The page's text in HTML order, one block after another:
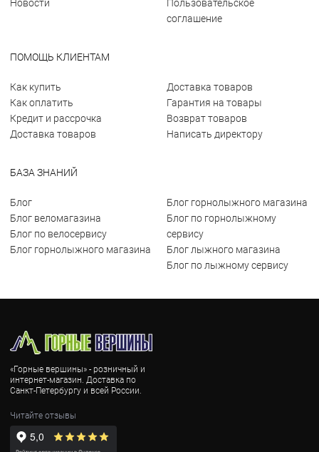
Новости
Пользовательское
соглашение
ПОМОЩЬ КЛИЕНТАМ
Как купить
Как оплатить
Кредит и рассрочка
Доставка товаров
Доставка товаров
Гарантия на товары
Возврат товаров
Написать директору
БАЗА ЗНАНИЙ
Блог
Блог веломагазина
Блог по велосервису
Блог горнолыжного магазина
Блог горнолыжного магазина
Блог по горнолыжному
сервису
Блог лыжного магазина
Блог по лыжному сервису
«Горные вершины» - розничный и
интернет-магазин. Доставка по
Санкт-Петербургу и всей России.
Читайте отзывы